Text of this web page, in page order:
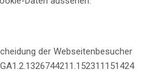
der Webseitenbesucher